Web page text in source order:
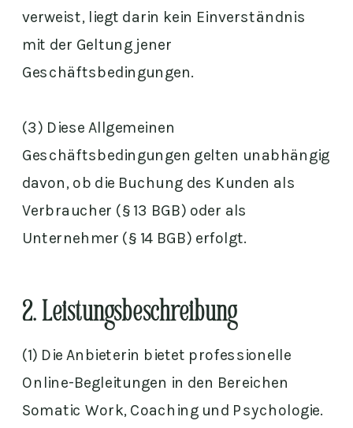
verweist, liegt darin kein Einverständnis
mit der Geltung jener
Geschäftsbedingungen.
(3) Diese Allgemeinen
Geschäftsbedingungen gelten unabhängig
davon, ob die Buchung des Kunden als
Verbraucher (§ 13 BGB) oder als
Unternehmer (§ 14 BGB) erfolgt.
(1) Die Anbieterin bietet professionelle
Online-Begleitungen in den Bereichen
Somatic Work, Coaching und Psychologie.
2. Leistungsbeschreibung